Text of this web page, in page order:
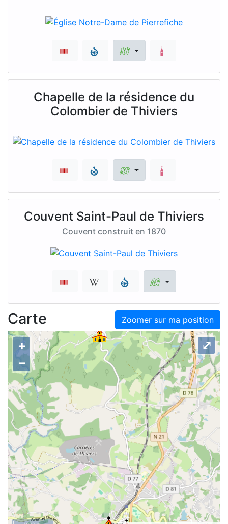
Chapelle de la résidence du
Colombier de Thiviers
Couvent Saint-Paul de Thiviers
Couvent construit en 1870
Zoomer sur ma position
Carte
+
–
⤢